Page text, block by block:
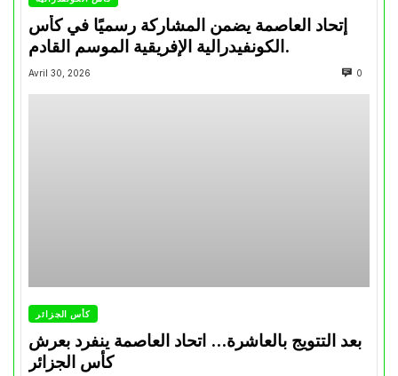
إتحاد العاصمة يضمن المشاركة رسميًا في كأس
الكونفيدرالية الإفريقية الموسم القادم.
Avril 30, 2026 0
كأس الجزائر
بعد التتويج بالعاشرة… اتحاد العاصمة ينفرد بعرش
كأس الجزائر